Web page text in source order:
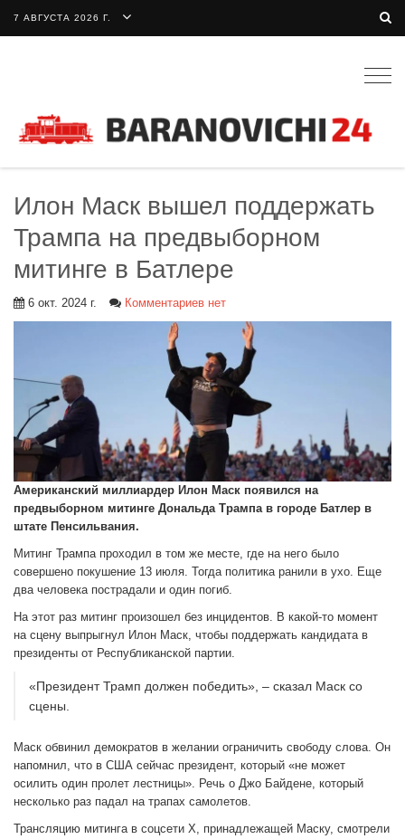
7 АВГУСТА 2026 Г.
Илон Маск вышел поддержать
Трампа на предвыборном
митинге в Батлере
6 окт. 2024 г. Комментариев нет
Американский миллиардер Илон Маск появился на
предвыборном митинге Дональда Трампа в городе Батлер в
штате Пенсильвания.
Митинг Трампа проходил в том же месте, где на него было
совершено покушение 13 июля. Тогда политика ранили в ухо. Еще
два человека пострадали и один погиб.
На этот раз митинг произошел без инцидентов. В какой-то момент
на сцену выпрыгнул Илон Маск, чтобы поддержать кандидата в
президенты от Республиканской партии.
«Президент Трамп должен победить», – сказал Маск со
сцены.
Маск обвинил демократов в желании ограничить свободу слова. Он
напомнил, что в США сейчас президент, который «не может
осилить один пролет лестницы». Речь о Джо Байдене, который
несколько раз падал на трапах самолетов.
Трансляцию митинга в соцсети X, принадлежащей Маску, смотрели